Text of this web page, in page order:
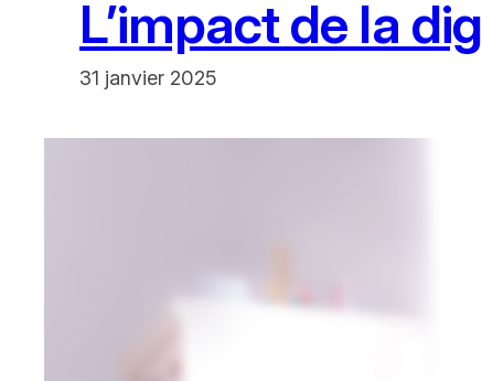
L’impact de la
31 janvier 2025